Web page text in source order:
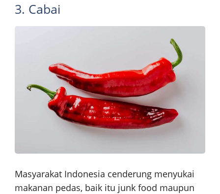
3. Cabai
Masyarakat Indonesia cenderung menyukai
makanan pedas, baik itu junk food maupun